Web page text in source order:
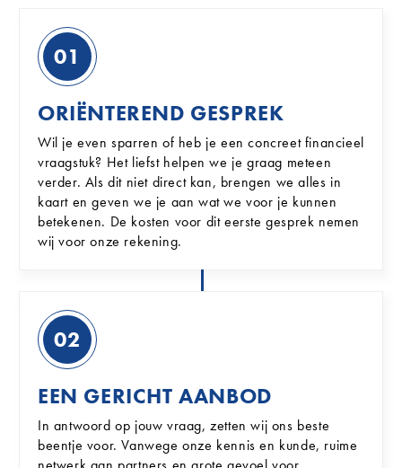
01
ORIËNTEREND GESPREK
Wil je even sparren of heb je een concreet financieel
vraagstuk? Het liefst helpen we je graag meteen
verder. Als dit niet direct kan, brengen we alles in
kaart en geven we je aan wat we voor je kunnen
betekenen. De kosten voor dit eerste gesprek nemen
wij voor onze rekening.
02
EEN GERICHT AANBOD
In antwoord op jouw vraag, zetten wij ons beste
beentje voor. Vanwege onze kennis en kunde, ruime